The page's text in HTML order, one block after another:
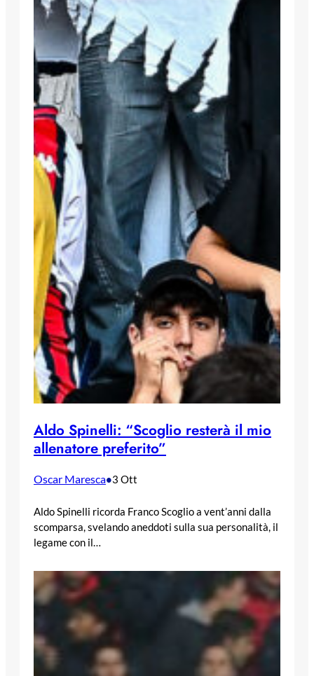
Aldo Spinelli: “Scoglio resterà il mio
allenatore preferito”
Oscar Maresca•3 Ott
Aldo Spinelli ricorda Franco Scoglio a vent’anni dalla
scomparsa, svelando aneddoti sulla sua personalità, il
legame con il…